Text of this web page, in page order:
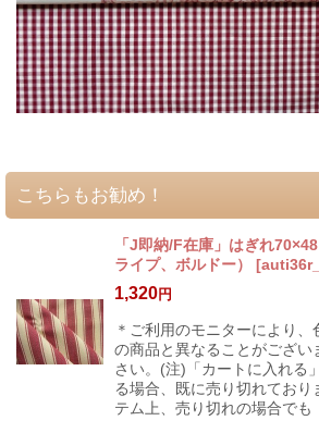
こちらもお勧め！
「J即納/F在庫」はぎれ
ライプ、ボルドー）
[
1,320円
＊ご利用のモニターにより、
の商品と異なることがござい
さい。(注)「カートに入れる
る場合、既に売り切れており
テム上、売り切れの場合でも